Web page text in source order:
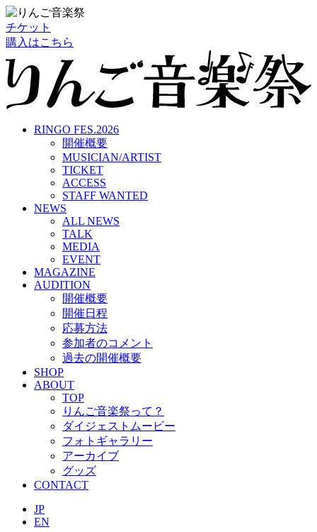
チケット
購入はこちら
RINGO FES.2026
開催概要
MUSICIAN/ARTIST
TICKET
ACCESS
STAFF WANTED
NEWS
ALL NEWS
TALK
MEDIA
EVENT
MAGAZINE
AUDITION
開催概要
開催日程
応募方法
参加者のコメント
過去の開催概要
SHOP
ABOUT
TOP
りんご音楽祭って？
ダイジェストムービー
フォトギャラリー
アーカイブ
グッズ
CONTACT
JP
EN